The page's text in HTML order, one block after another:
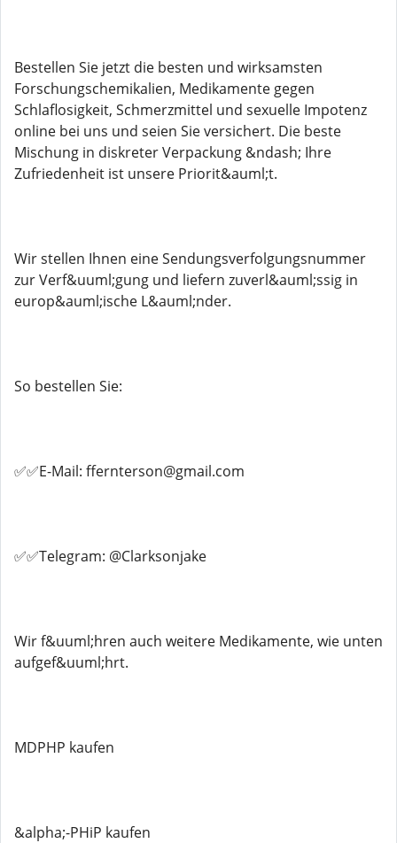
Bestellen Sie jetzt die besten und wirksamsten
Forschungschemikalien, Medikamente gegen
Schlaflosigkeit, Schmerzmittel und sexuelle Impotenz
online bei uns und seien Sie versichert. Die beste
Mischung in diskreter Verpackung &ndash; Ihre
Zufriedenheit ist unsere Priorit&auml;t.
Wir stellen Ihnen eine Sendungsverfolgungsnummer
zur Verf&uuml;gung und liefern zuverl&auml;ssig in
europ&auml;ische L&auml;nder.
So bestellen Sie:
✅✅E-Mail: ffernterson@gmail.com
✅✅Telegram: @Clarksonjake
Wir f&uuml;hren auch weitere Medikamente, wie unten
aufgef&uuml;hrt.
MDPHP kaufen
&alpha;-PHiP kaufen